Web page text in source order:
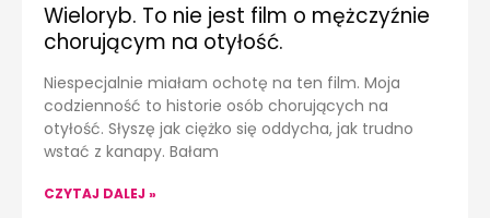
Wieloryb. To nie jest film o mężczyźnie
chorującym na otyłość.
Niespecjalnie miałam ochotę na ten film. Moja
codzienność to historie osób chorujących na
otyłość. Słyszę jak ciężko się oddycha, jak trudno
wstać z kanapy. Bałam
CZYTAJ DALEJ »